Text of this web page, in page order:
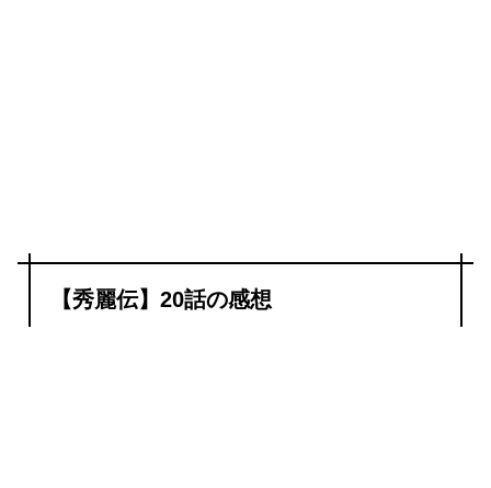
【秀麗伝】20話の感想